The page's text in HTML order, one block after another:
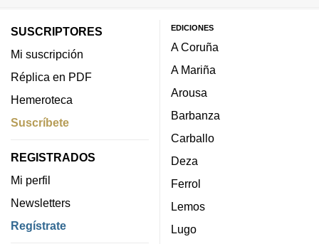
SUSCRIPTORES
Mi suscripción
Réplica en PDF
Hemeroteca
Suscríbete
REGISTRADOS
Mi perfil
Newsletters
Regístrate
EDICIONES
A Coruña
A Mariña
Arousa
Barbanza
Carballo
Deza
Ferrol
Lemos
Lugo